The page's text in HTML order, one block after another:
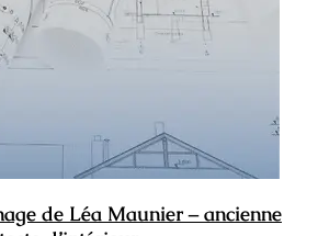
de Léa Maunier – ancienne